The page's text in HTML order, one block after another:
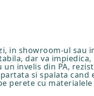
in showroom-ul sau
dar va
invelis din PA,
si spalata
perete cu